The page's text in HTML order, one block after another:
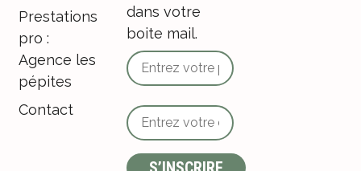
Prestations
pro :
Agence les
pépites
Contact
dans votre
boite mail.